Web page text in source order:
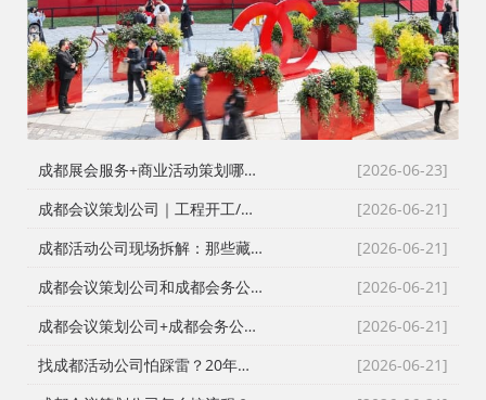
[2026-06-23]
成都展会服务+商业活动策划哪家好？成都活动公司舞台布置演出一体化服务商
[2026-06-21]
成都会议策划公司｜工程开工/奠基/封顶/竣工仪式全案执行，成都会务接待公司搞定政企工程类高严谨度庆典活动
[2026-06-21]
成都活动公司现场拆解：那些藏在桁架与鲜花背后的“执行暗线”
[2026-06-21]
成都会议策划公司和成都会务公司到底差在哪？成都活动公司老策划师的真话
[2026-06-21]
成都会议策划公司+成都会务公司+成都会务服务公司：成都活动公司老策划师不愿公开的执行细节
[2026-06-21]
找成都活动公司怕踩雷？20年资深操盘手拆解宝宝宴与寿宴布置的隐形门槛